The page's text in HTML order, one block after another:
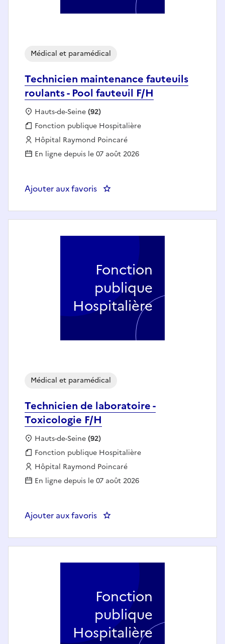
Technicien maintenance fauteuils
roulants - Pool fauteuil F/H
Médical et paramédical
Localisation :
Hauts-de-Seine(92)
Fonction publique :
Fonction publique Hospitalière
Employeur :
Hôpital Raymond Poincaré
En ligne depuis le 07 août 2026
Ajouter aux favoris : Technicien maintenance
Technicien de laboratoire -
Toxicologie F/H
Médical et paramédical
Localisation :
Hauts-de-Seine(92)
Fonction publique :
Fonction publique Hospitalière
Employeur :
Hôpital Raymond Poincaré
En ligne depuis le 07 août 2026
Ajouter aux favoris : Technicien de laboratoire -
Fonction
publique
Hospitalière
Fonction
publique
Hospitalière